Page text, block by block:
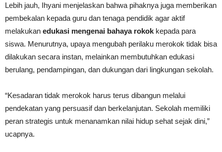
Lebih jauh, Ihyani menjelaskan bahwa pihaknya juga memberikan
pembekalan kepada guru dan tenaga pendidik agar aktif
melakukan edukasi mengenai bahaya rokok kepada para
siswa. Menurutnya, upaya mengubah perilaku merokok tidak bisa
dilakukan secara instan, melainkan membutuhkan edukasi
berulang, pendampingan, dan dukungan dari lingkungan sekolah.
“Kesadaran tidak merokok harus terus dibangun melalui
pendekatan yang persuasif dan berkelanjutan. Sekolah memiliki
peran strategis untuk menanamkan nilai hidup sehat sejak dini,”
ucapnya.